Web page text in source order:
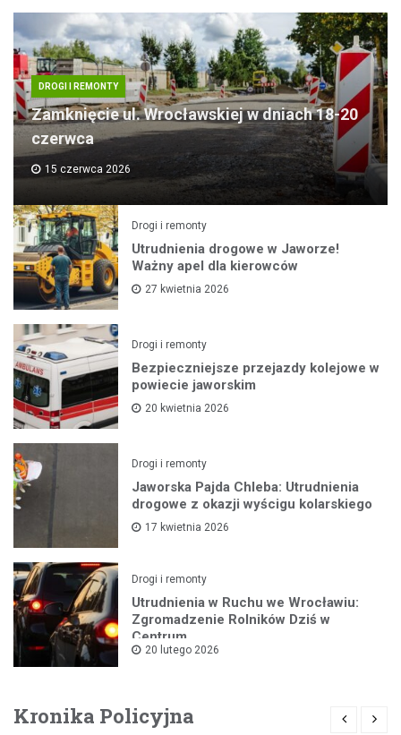
DROGI I REMONTY
Zamknięcie ul. Wrocławskiej w dniach 18-20
czerwca
15 czerwca 2026
Drogi i remonty
Utrudnienia drogowe w Jaworze!
Ważny apel dla kierowców
27 kwietnia 2026
Drogi i remonty
Bezpieczniejsze przejazdy kolejowe w
powiecie jaworskim
20 kwietnia 2026
Drogi i remonty
Jaworska Pajda Chleba: Utrudnienia
drogowe z okazji wyścigu kolarskiego
17 kwietnia 2026
Drogi i remonty
Utrudnienia w Ruchu we Wrocławiu:
Zgromadzenie Rolników Dziś w
Centrum
20 lutego 2026
Kronika Policyjna